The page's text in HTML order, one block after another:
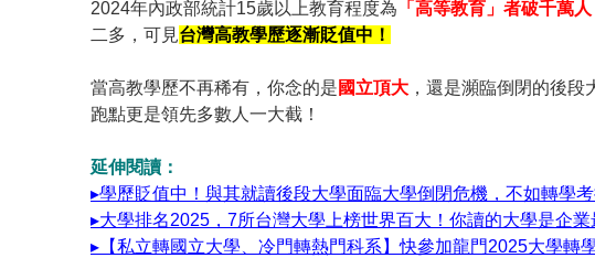
2024年內政部統計15歲以上教育程度為 「高等教育」者破千萬
二多，可見台灣高教學歷逐漸貶值中！
當高教學歷不再稀有，你念的是 國立頂大 ，還是瀕臨倒閉的後
跑點更是領先多數人一大截！
延伸閱讀：
▸學歷貶值中！與其就讀後段大學面臨大學倒閉危機，不如轉學考
▸大學排名2025，7所台灣大學上榜世界百大！你讀的大學是企業
▸【私立轉國立大學、冷門轉熱門科系】快參加龍門2025大學轉